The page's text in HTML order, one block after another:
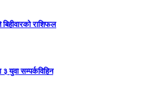
राशिफल
युवा सम्पर्कविहिन